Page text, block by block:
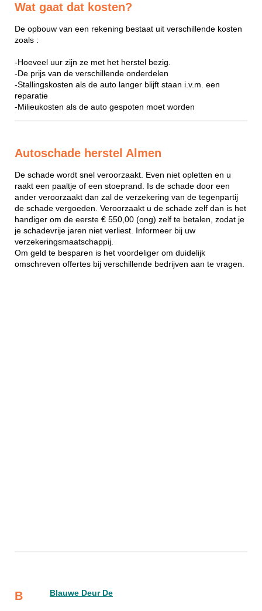
Wat gaat dat kosten?
De opbouw van een rekening bestaat uit verschillende kosten
zoals :
-Hoeveel uur zijn ze met het herstel bezig.
-De prijs van de verschillende onderdelen
-Stallingskosten als de auto langer blijft staan i.v.m. een
reparatie
-Milieukosten als de auto gespoten moet worden
Autoschade herstel Almen
De schade wordt snel veroorzaakt. Even niet opletten en u
raakt een paaltje of een stoeprand. Is de schade door een
ander veroorzaakt dan zal de verzekering van de tegenpartij
de schade vergoeden. Veroorzaakt u de schade zelf dan is het
handiger om de eerste € 550,00 (ong) zelf te betalen, zodat je
je schadevrije jaren niet verliest. Informeer bij uw
verzekeringsmaatschappij.
Om geld te besparen is het voordeliger om duidelijk
omschreven offertes bij verschillende bedrijven aan te vragen.
B Blauwe Deur De